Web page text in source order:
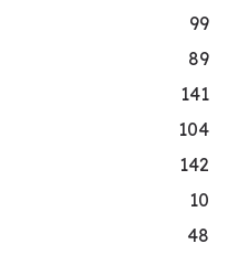
99
89
141
104
142
10
48